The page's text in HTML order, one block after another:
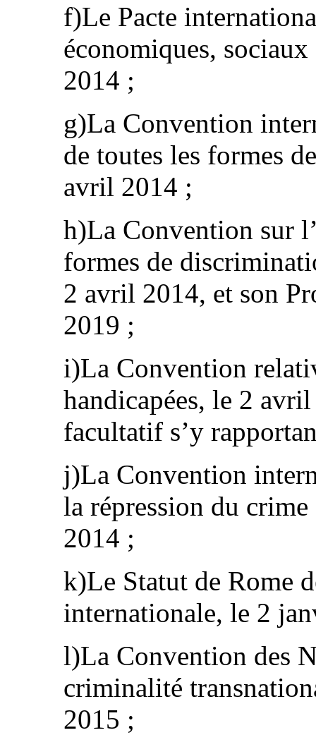
f)Le Pacte
économiques,
2014 ;
g)La Convention
de toutes les formes
avril 2014 ;
h)La Convention sur
formes de
2 avril 2014, et son
2019 ;
i)La Convention
handicapées, le 2
facultatif s’y
j)La Convention
la répression du
2014 ;
k)Le Statut de Rome
internationale, le 2
l)La Convention des
criminalité
2015 ;